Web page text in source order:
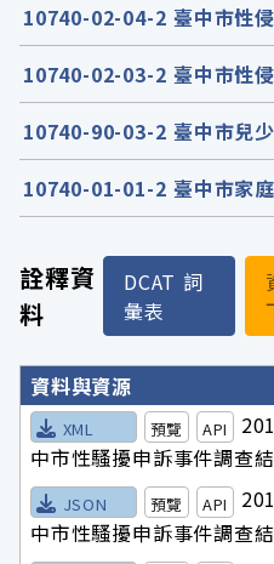
詮釋資
料
DCAT 詞
彙表
詮釋資料詳細內容
資料與資源
XML 預覽 API
中市性騷擾申訴事件調查
JSON 預覽 API
中市性騷擾申訴事件調查
10740-02-04-2 臺中市性
10740-02-03-2 臺中市性
10740-90-03-2 臺中市兒
10740-01-01-2 臺中市家